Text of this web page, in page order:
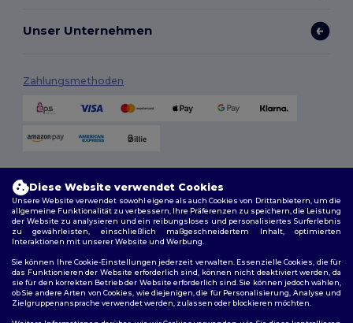
Unser Unternehmen
Zahlungsmethoden
Folge uns
Diese Website verwendet Cookies
Unsere Website verwendet sowohl eigene als auch Cookies von Drittanbietern, um die
allgemeine Funktionalität zu verbessern, Ihre Präferenzen zu speichern, die Leistung
der Website zu analysieren und ein reibungsloses und personalisiertes Surferlebnis
zu gewährleisten, einschließlich maßgeschneidertem Inhalt, optimierten
Interaktionen mit unserer Website und Werbung.
Sie können Ihre Cookie-Einstellungen jederzeit verwalten. Essenzielle Cookies, die für
das Funktionieren der Website erforderlich sind, können nicht deaktiviert werden, da
sie für den korrekten Betrieb der Website erforderlich sind. Sie können jedoch wählen,
ob Sie andere Arten von Cookies, wie diejenigen, die für Personalisierung, Analyse und
Zielgruppenansprache verwendet werden, zulassen oder blockieren möchten.